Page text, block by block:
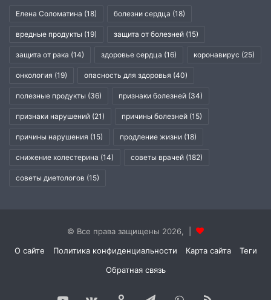
Елена Соломатина (18) болезни сердца (18)
вредные продукты (19) защита от болезней (15)
защита от рака (14) здоровье сердца (16) коронавирус (25)
онкология (19) опасность для здоровья (40)
полезные продукты (36) признаки болезней (34)
признаки нарушений (21) причины болезней (15)
причины нарушения (15) продление жизни (18)
снижение холестерина (14) советы врачей (182)
советы диетологов (15)
© Все права защищены 2026, |
О сайте
Политика конфиденциальности Карта сайта
Теги
Обратная связь